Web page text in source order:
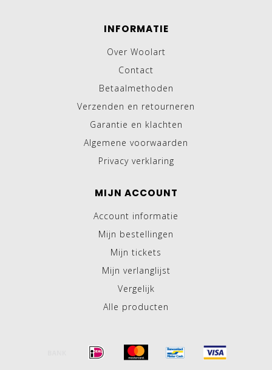
INFORMATIE
Over Woolart
Contact
Betaalmethoden
Verzenden en retourneren
Garantie en klachten
Algemene voorwaarden
Privacy verklaring
MIJN ACCOUNT
Account informatie
Mijn bestellingen
Mijn tickets
Mijn verlanglijst
Vergelijk
Alle producten